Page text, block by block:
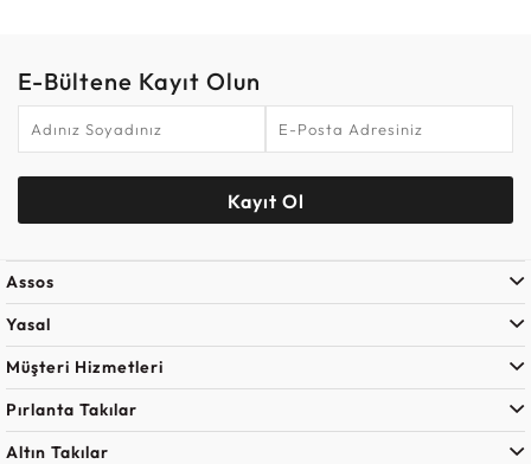
E-Bültene Kayıt Olun
Kayıt Ol
Assos
Yasal
Müşteri Hizmetleri
Pırlanta Takılar
Altın Takılar